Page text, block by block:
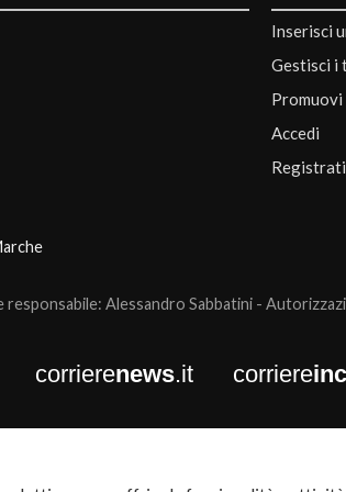
Inserisci
Gestisci i
Accedi
Registrati
Alessandro Sabbatini -
corrierenews.it corriere